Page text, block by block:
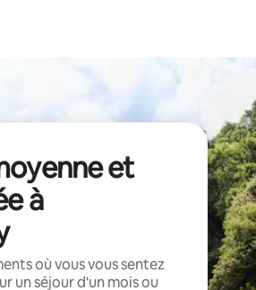
et
à
où vous vous sentez
un séjour d'un mois ou